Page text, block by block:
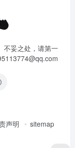
不妥之处，请第一
声明 sitemap